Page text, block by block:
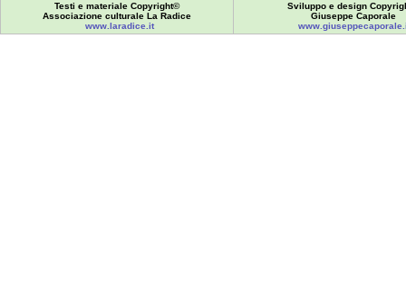
Testi e materiale Copyright©
Associazione culturale La Radice
www.laradice.it
Sviluppo e design
Giuseppe Caporale